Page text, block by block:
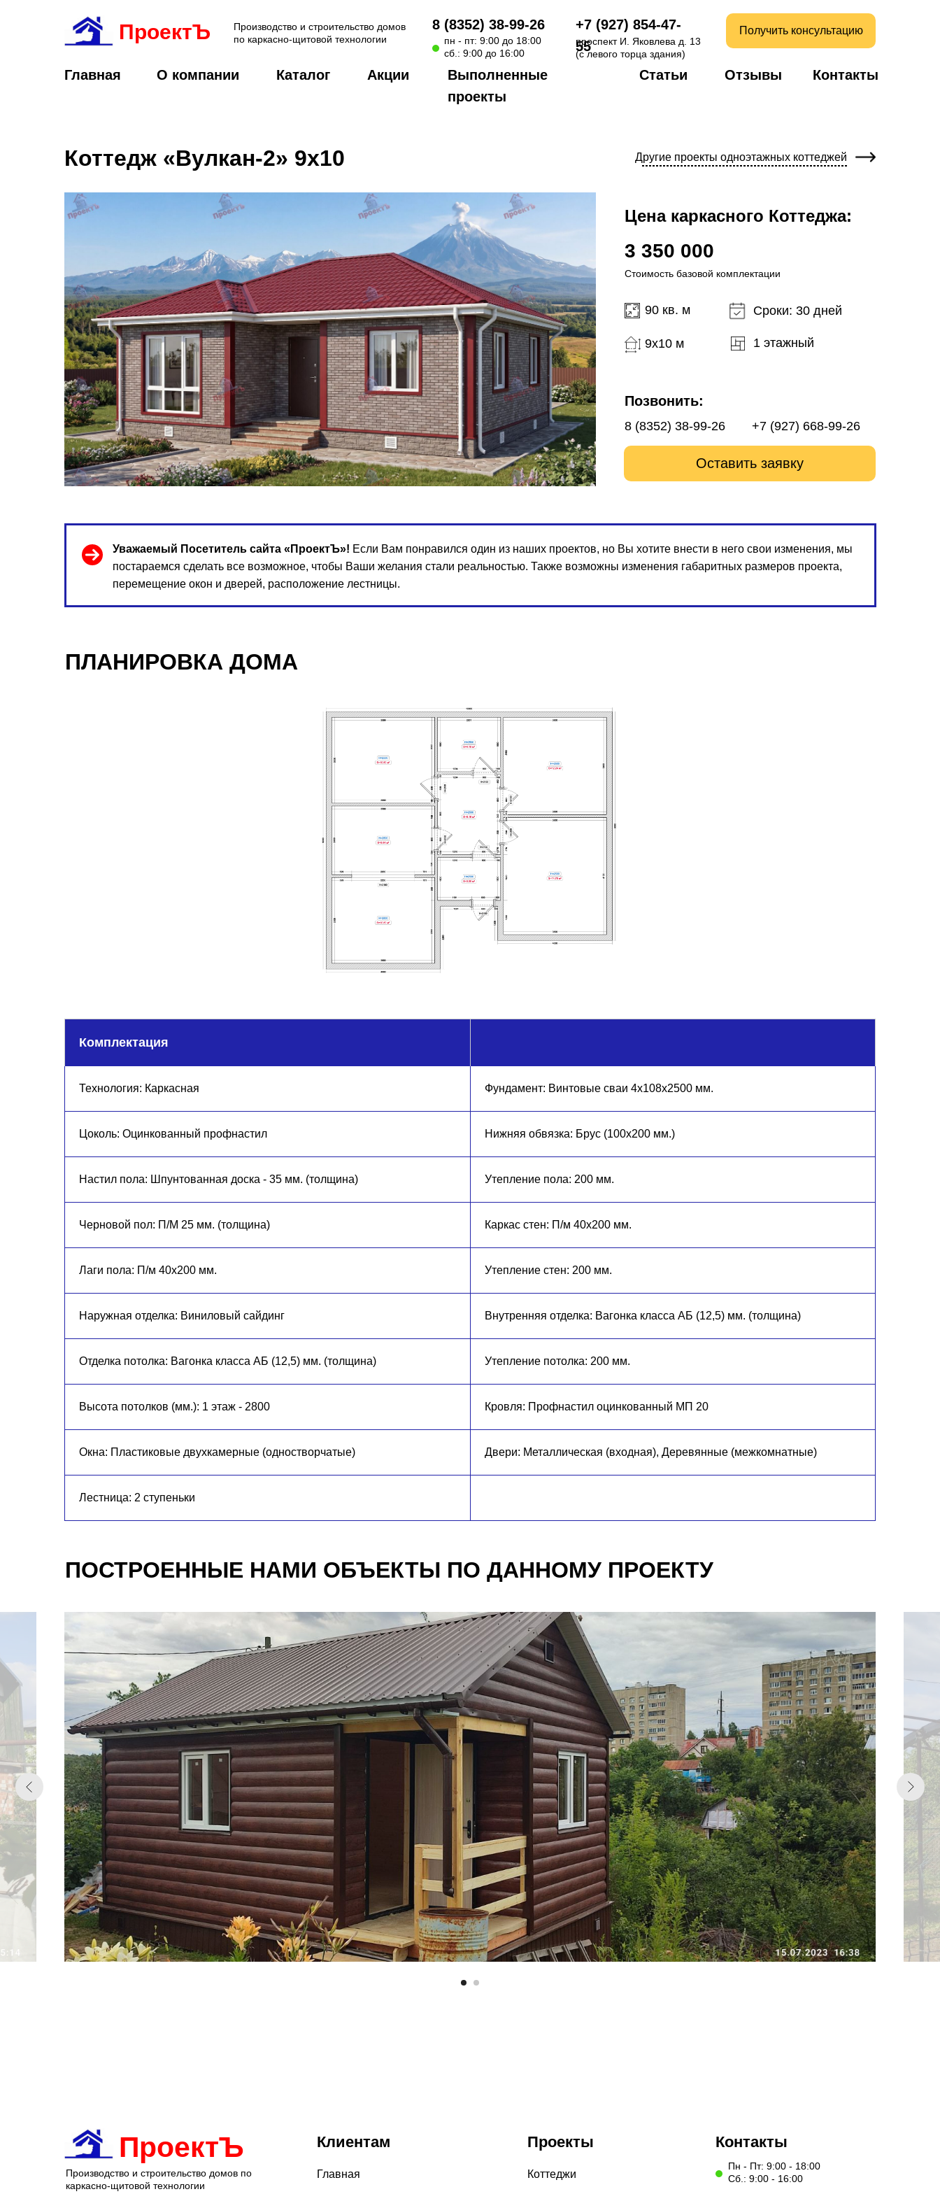
Производство и строительство домов
по каркасно-щитовой технологии
8 (8352) 38-99-26
+7 (927) 854-47-
55
Получить консультацию
пн - пт: 9:00 до 18:00
сб.: 9:00 до 16:00
проспект И. Яковлева д. 13
(с левого торца здания)
Главная О компании Каталог
ПроектЪ
Акции
Выполненные
проекты
Статьи Отзывы Контакты
Коттедж «Вулкан-2» 9x10 Другие проекты одноэтажных коттеджей
+7 (927) 668-99-26
8 (8352) 38-99-26
Цена каркасного Коттеджа:
Позвонить:
Оставить заявку
90 кв. м
9x10 м
Сроки: 30 дней
1 этажный
3 350 000
Стоимость базовой комплектации
Уважаемый Посетитель сайта «ПроектЪ»! Если Вам понравился один из наших проектов, но Вы хотите внести в него свои изменения, мы
постараемся сделать все возможное, чтобы Ваши желания стали реальностью. Также возможны изменения габаритных размеров проекта,
перемещение окон и дверей, расположение лестницы.
ПЛАНИРОВКА ДОМА
Комплектация
Технология: Каркасн ая Фундамент: Винтовые сваи 4х108х2500 мм.
Цоколь: Оцинкованный профнастил Нижняя обвязка: Брус (100х200 мм.)
Настил пола: Шпунтованная доска - 35 мм. (толщина) Утепление пола: 200 мм.
Черновой пол: П/М 25 мм. (толщина) Каркас стен: П/м 40х200 мм.
Лаги пола: П/м 40х200 мм. Утепление стен: 200 мм.
Наружная отделка: Виниловый сайдинг Внутренняя отделка: Вагонка класса АБ (12,5) мм. (толщина)
Отделка потолка: Вагонка класса АБ (12,5) мм. (толщина) Утепление потолка: 200 мм.
Высота потолков (мм.): 1 этаж - 2800 Кровля: Профнастил оцинкованный МП 20
Окна: Пластиковые двухкамерные (одностворчатые) Двери: Металлическая (входная), Деревянные (межкомнатные)
Лестница: 2 ступеньки
ПОСТРОЕННЫЕ НАМИ ОБЪЕКТЫ ПО ДАННОМУ ПРОЕКТУ
Клиентам Проекты Контакты
Коттеджи
Главная
ПроектЪ
Производство и строительство домов по
каркасно-щитовой технологии
Пн - Пт: 9:00 - 18:00
Сб.: 9:00 - 16:00